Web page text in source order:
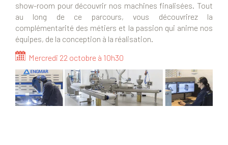
show-room pour découvrir nos machines finalisées. Tout
au long de ce parcours, vous découvrirez la
complémentarité des métiers et la passion qui anime nos
équipes, de la conception à la réalisation.
Mercredi 22 octobre à 10h30